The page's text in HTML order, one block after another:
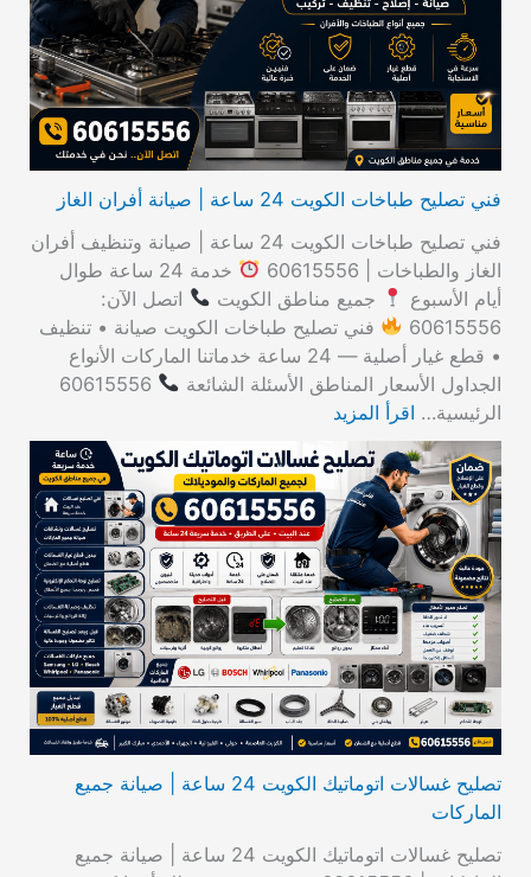
فني تصليح طباخات الكويت 24 ساعة | صيانة أفران الغاز
فني تصليح طباخات الكويت 24 ساعة | صيانة وتنظيف أفران
الغاز والطباخات | 60615556
خدمة 24 ساعة طوال
أيام الأسبوع
جميع مناطق الكويت
اتصل الآن:
60615556
فني تصليح طباخات الكويت صيانة • تنظيف
• قطع غيار أصلية — 24 ساعة خدماتنا الماركات الأنواع
الجداول الأسعار المناطق الأسئلة الشائعة
60615556
الرئيسية… اقرأ المزيد
تصليح غسالات اتوماتيك الكويت 24 ساعة | صيانة جميع
الماركات
تصليح غسالات اتوماتيك الكويت 24 ساعة | صيانة جميع